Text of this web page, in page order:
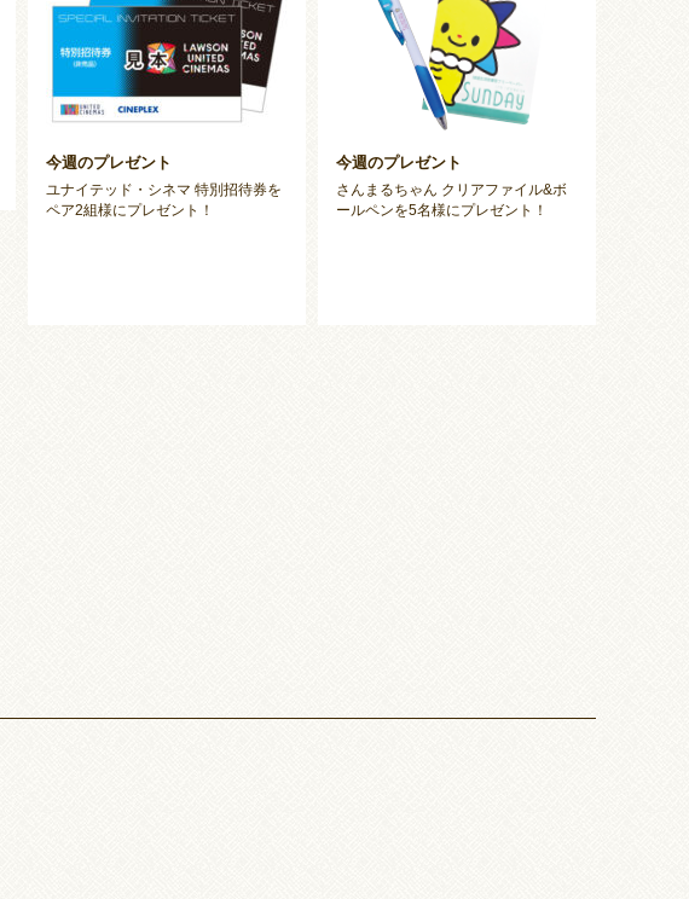
休み
今週のプレゼント
ユナイテッド・シネマ 特別招待券を
ペア2組様にプレゼント！
今週のプレゼント
さんまるちゃん クリアファイル&ボ
ールペンを5名様にプレゼント！